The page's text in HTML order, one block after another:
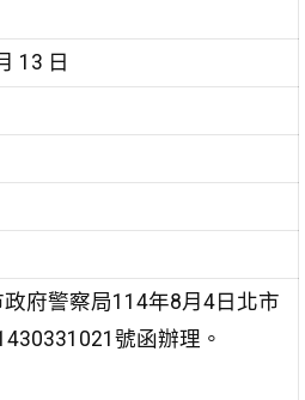
13 日
府警察局114年8月4日北市
號函辦理。